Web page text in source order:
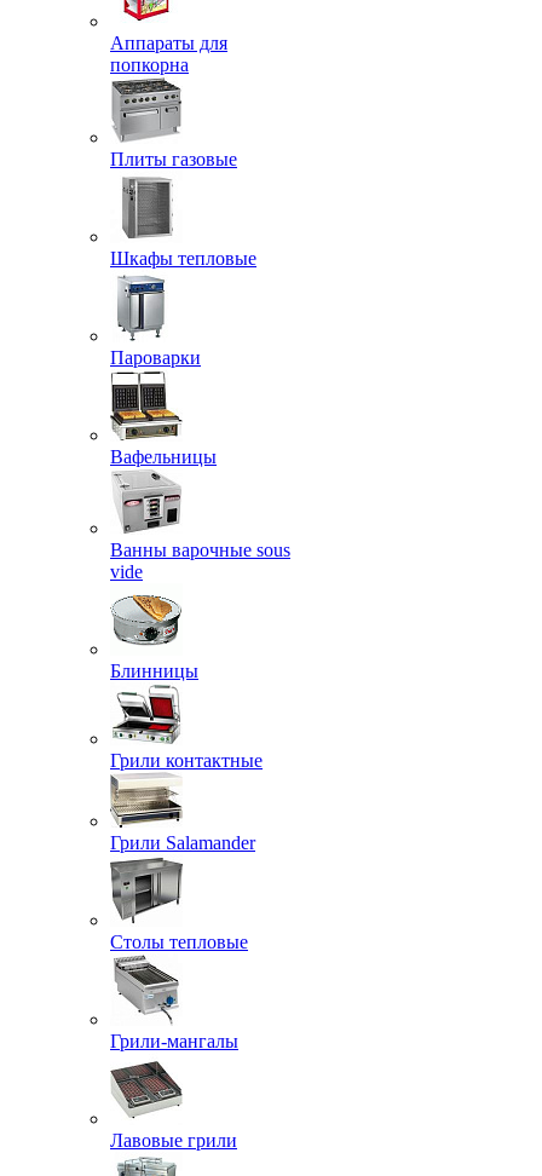
Аппараты для
попкорна
Плиты газовые
Шкафы тепловые
Пароварки
Вафельницы
Ванны варочные sous
vide
Блинницы
Грили контактные
Грили Salamander
Столы тепловые
Грили-мангалы
Лавовые грили